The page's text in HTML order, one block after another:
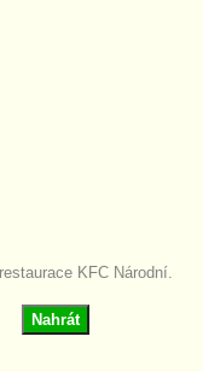
KFC Národní.